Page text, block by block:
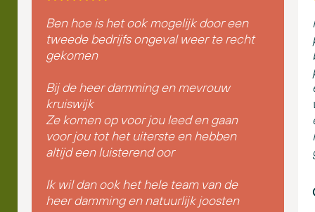
Ben hoe is het ook mogelijk door een
tweede bedrijfs ongeval weer te recht
gekomen
Bij de heer damming en mevrouw
kruiswijk
Ze komen op voor jou leed en gaan
voor jou tot het uiterste en hebben
altijd een luisterend oor
Ik wil dan ook het hele team van de
heer damming en natuurlijk joosten